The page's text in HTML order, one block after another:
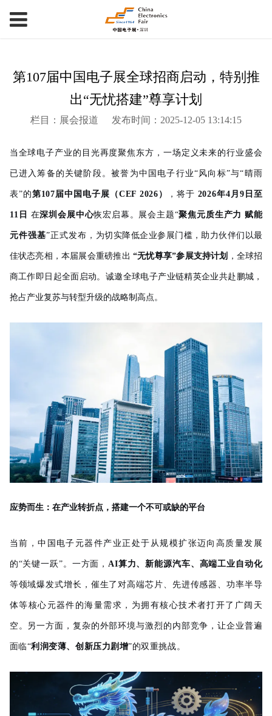
第107届中国电子展全球招商启动，特别推
出“无忧搭建”尊享计划
栏目：展会报道 发布时间：2025-12-05 13:14:15
当全球电子产业的目光再度聚焦东方，一场定义未来的行业盛会
已进入筹备的关键阶段。被誉为中国电子行业“风向标”与“晴雨
表”的第107届中国电子展（CEF 2026） ，将于 2026年4月9日至
11日 在深圳会展中心恢宏启幕。展会主题“聚焦元质生产力 赋能
元件强基”正式发布， 为切实降低企业参展门槛，助力伙伴们以最
佳状态亮相，本届展会重磅推出 “无忧尊享”参展支持计划 ，全球招
商工作即日起全面启动。诚邀全球电子产业链精英企业共赴鹏城，
抢占产业复苏与转型升级的战略制高点。
应势而生：在产业转折点，搭建一个不可或缺的平台
当前，中国电子元器件产业正处于从规模扩张迈向高质量发展
的“关键一跃”。一方面，AI算力、新能源汽车、高端工业自动化
等领域爆发式增长，催生了对高端芯片、先进传感器、功率半导
体等核心元器件的海量需求，为拥有核心技术者打开了广阔天
空。另一方面，复杂的外部环境与激烈的内部竞争，让企业普遍
面临“利润变薄、创新压力剧增”的双重挑战。